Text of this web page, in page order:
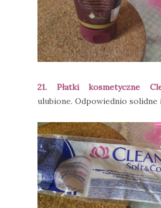
21. Płatki kosmetyczne
ulubione. Odpowiednio solidne